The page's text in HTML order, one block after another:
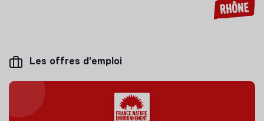
Les offres d'emploi